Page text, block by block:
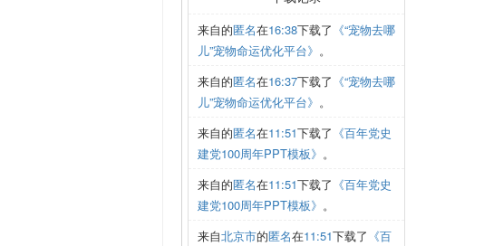
来自的匿名在16:38下载了 《“宠物去哪
儿”宠物命运优化平台》 。
来自的匿名在16:37下载了 《“宠物去哪
儿”宠物命运优化平台》 。
来自的匿名在11:51下载了 《百年党史
建党100周年PPT模板》 。
来自的匿名在11:51下载了 《百年党史
建党100周年PPT模板》 。
来自北京市的匿名在11:51下载了 《百